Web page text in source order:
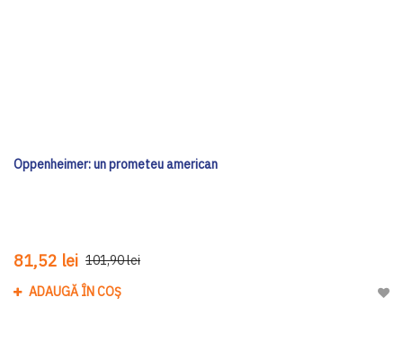
Oppenheimer: un prometeu american
81,52 lei 101,90 lei
ADAUGĂ ÎN COȘ